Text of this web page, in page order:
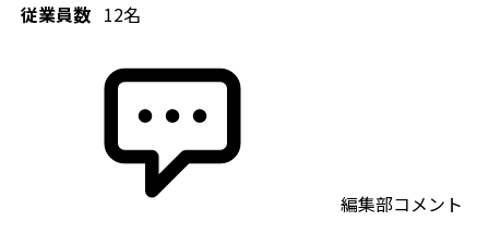
従業員数 12名
編集部コメント